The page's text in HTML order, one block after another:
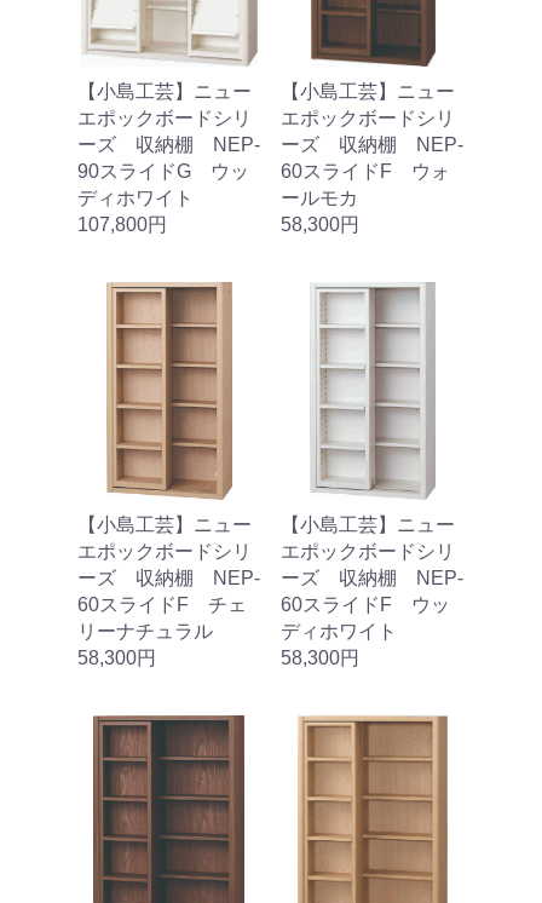
【小島工芸】ニュー
エポックボードシリ
ーズ 収納棚 NEP‐
90スライドG ウッ
ディホワイト
107,800円
【小島工芸】ニュー
エポックボードシリ
ーズ 収納棚 NEP‐
60スライドF ウォ
ールモカ
58,300円
【小島工芸】ニュー
エポックボードシリ
ーズ 収納棚 NEP‐
60スライドF チェ
リーナチュラル
58,300円
【小島工芸】ニュー
エポックボードシリ
ーズ 収納棚 NEP‐
60スライドF ウッ
ディホワイト
58,300円